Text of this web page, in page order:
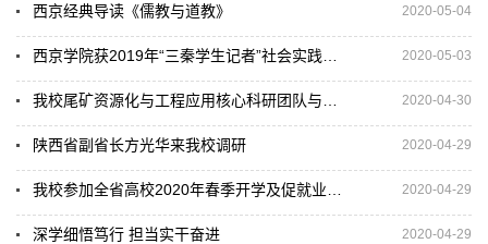
西京经典导读《儒教与道教》 2020-05-04
2020-05-03
2020-04-30
陕西省副省长方光华来我校调研 2020-04-29
2020-04-29
深学细悟笃行 担当实干奋进 2020-04-29